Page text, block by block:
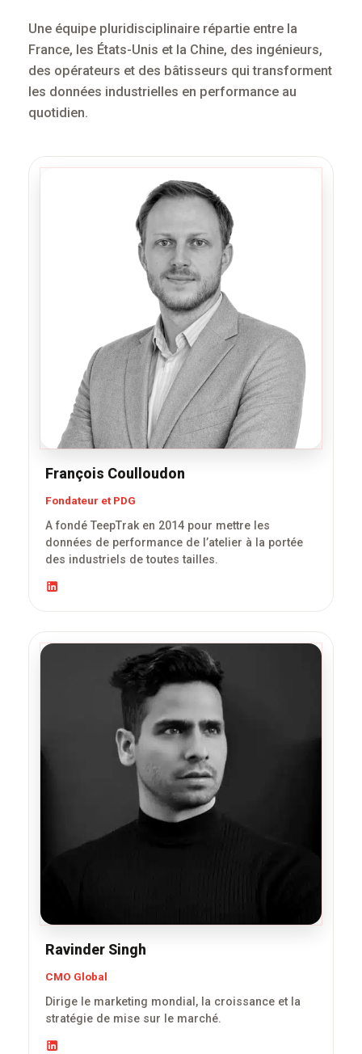
Une équipe pluridisciplinaire répartie entre la
France, les États-Unis et la Chine, des ingénieurs,
des opérateurs et des bâtisseurs qui transforment
les données industrielles en performance au
quotidien.
François Coulloudon
Fondateur et PDG
A fondé TeepTrak en 2014 pour mettre les
données de performance de l’atelier à la portée
des industriels de toutes tailles.
Ravinder Singh
CMO Global
Dirige le marketing mondial, la croissance et la
stratégie de mise sur le marché.